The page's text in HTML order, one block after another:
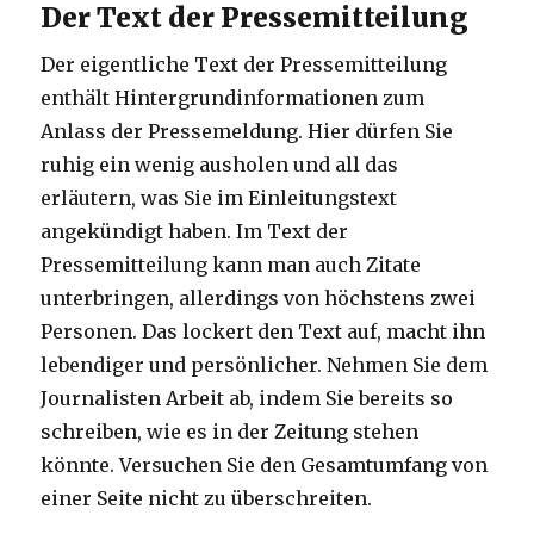
Der Text der Pressemitteilung
Der eigentliche Text der Pressemitteilung
enthält Hintergrundinformationen zum
Anlass der Pressemeldung. Hier dürfen Sie
ruhig ein wenig ausholen und all das
erläutern, was Sie im Einleitungstext
angekündigt haben. Im Text der
Pressemitteilung kann man auch Zitate
unterbringen, allerdings von höchstens zwei
Personen. Das lockert den Text auf, macht ihn
lebendiger und persönlicher. Nehmen Sie dem
Journalisten Arbeit ab, indem Sie bereits so
schreiben, wie es in der Zeitung stehen
könnte. Versuchen Sie den Gesamtumfang von
einer Seite nicht zu überschreiten.